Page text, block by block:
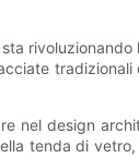
nel design
tenda di